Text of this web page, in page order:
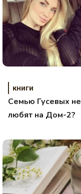
книги
Семью Гусевых не
любят на Дом-2?